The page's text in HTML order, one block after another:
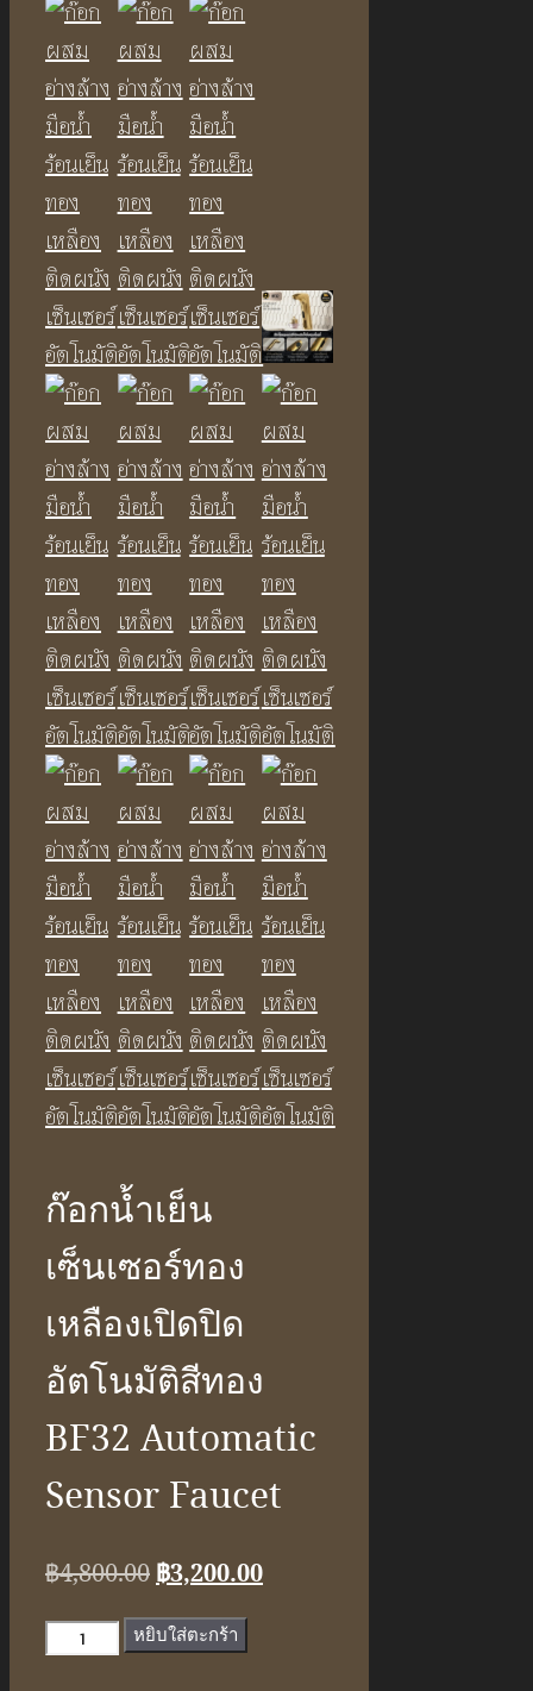
ก๊อกน้ำเย็น
เซ็นเซอร์ทอง
เหลืองเปิดปิด
อัตโนมัติสีทอง
BF32 Automatic
Sensor Faucet
฿4,800.00 Original
price
was:
฿3,200.00Current
จำนวน
หยิบใส่ตะกร้า